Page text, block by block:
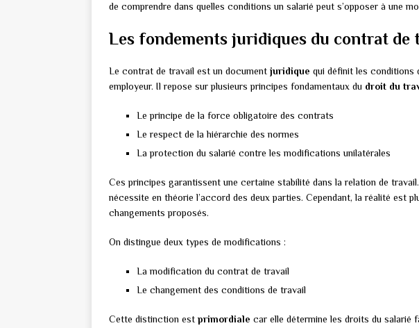
de comprendre dans quelles conditions un salarié peut s’opposer à une
Les fondements juridiques du contrat de
Le contrat de travail est un document juridique qui définit les conditions
employeur. Il repose sur plusieurs principes fondamentaux du droit du
Le principe de la force obligatoire des contrats
Le respect de la hiérarchie des normes
La protection du salarié contre les modifications unilatérales
Ces principes garantissent une certaine stabilité dans la relation de
nécessite en théorie l’accord des deux parties. Cependant, la réalité est
changements proposés.
On distingue deux types de modifications :
La modification du contrat de travail
Le changement des conditions de travail
Cette distinction est primordiale car elle détermine les droits du salarié